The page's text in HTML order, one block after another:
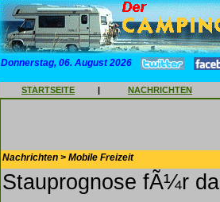
Donnerstag, 06. August 2026
STARTSEITE | NACHRICHTEN
Nachrichten > Mobile Freizeit
Stauprognose fÃ¼r